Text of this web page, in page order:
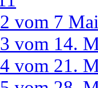
vom 7
vom 14.
vom 21.